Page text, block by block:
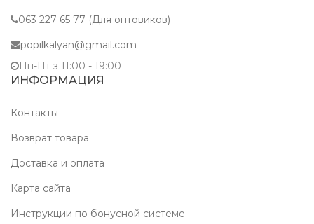
063 227 65 77 (Для оптовиков)
popilkalyan@gmail.com
Пн-Пт з 11:00 - 19:00
ИНФОРМАЦИЯ
Контакты
Возврат товара
Доставка и оплата
Карта сайта
Инструкции по бонусной системе